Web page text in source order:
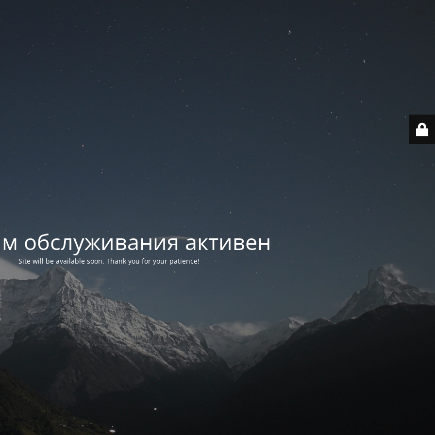
обслуживания активен
Site will be available soon. Thank you for your patience!